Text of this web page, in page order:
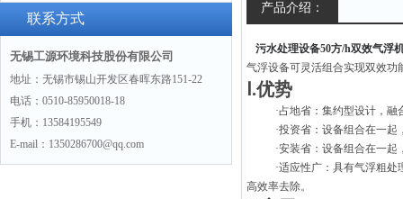
联系方式
无锡工源环境科技股份有限公司
地址：无锡市锡山开发区春晖东路151-22
电话：0510-85950018-18
手机：13584195549
E-mail：1350286700@qq.com
产品介绍：
污水处理设备50方/h双效气浮
气浮设备可灵活组合实现双效功
Ⅰ.优势
·占地省：集约型设计，
·投资省：设备组合在一
·安装省：设备组合在一
·适应性广：具有气浮粗
高效率去除。